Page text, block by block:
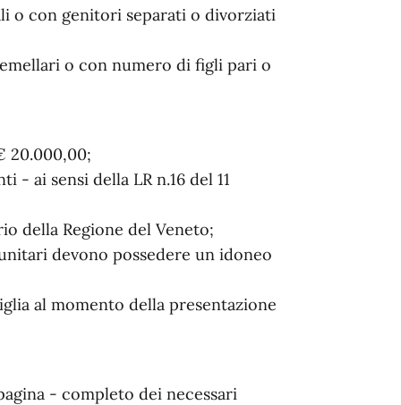
o con genitori separati o divorziati
o con numero di figli pari o
20.000,00;
ai sensi della LR n.16 del 11
della Regione del Veneto;
devono possedere un idoneo
al momento della presentazione
- completo dei necessari